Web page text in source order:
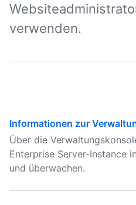
verwenden.
Informationen zur
Über die
Enterprise Server-Instance
und überwachen.